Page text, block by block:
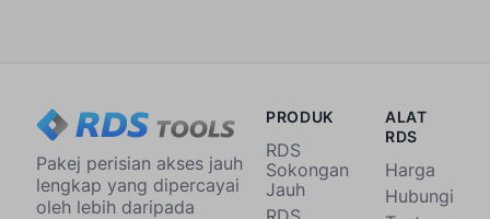
Pakej perisian akses jauh
lengkap yang dipercayai
oleh lebih daripada
PRODUK
RDS
Sokongan
Jauh
ALAT
RDS
Harga
Hubungi